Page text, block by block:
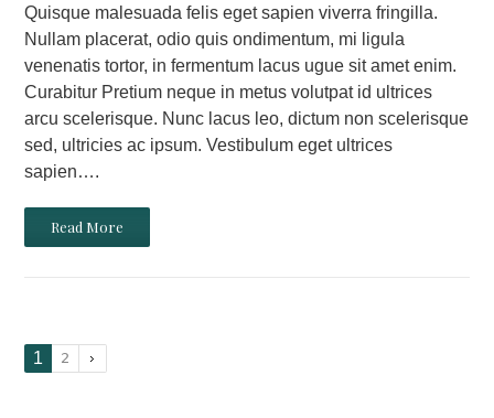
Quisque malesuada felis eget sapien viverra fringilla.
Nullam placerat, odio quis ondimentum, mi ligula
venenatis tortor, in fermentum lacus ugue sit amet enim.
Curabitur Pretium neque in metus volutpat id ultrices
arcu scelerisque. Nunc lacus leo, dictum non scelerisque
sed, ultricies ac ipsum. Vestibulum eget ultrices
sapien….
Read More
1 2